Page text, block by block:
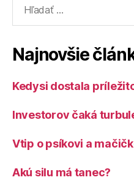
Najnovšie
Kedysi dostala
Investorov čaká
Vtip o psíkovi a
Akú silu má tanec?